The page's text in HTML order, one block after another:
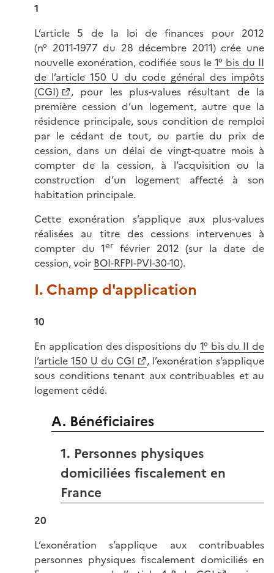
1
L’article 5 de la loi de finances pour 2012
(n° 2011-1977 du 28 décembre 2011) crée une
nouvelle exonération, codifiée sous le 1° bis du II
de l’article 150 U du code général des impôts
(CGI)
, pour les plus-values résultant de la
première cession d’un logement, autre que la
résidence principale, sous condition de remploi
par le cédant de tout, ou partie du prix de
cession, dans un délai de vingt-quatre mois à
compter de la cession, à l’acquisition ou la
construction d’un logement affecté à son
habitation principale.
Cette exonération s’applique aux plus-values
réalisées au titre des cessions intervenues à
compter du 1er février 2012 (sur la date de
cession, voir BOI-RFPI-PVI-30-10).
I. Champ d'application
10
En application des dispositions du 1° bis du II de
l’article 150 U du CGI
, l’exonération s’applique
sous conditions tenant aux contribuables et au
logement cédé.
A. Bénéficiaires
1. Personnes physiques
domiciliées fiscalement en
France
20
L’exonération s’applique aux contribuables
personnes physiques fiscalement domiciliés en